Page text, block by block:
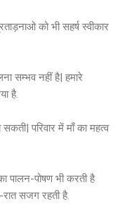
को भी सहर्ष स्वीकार
सम्भव नहीं है| हमारे
है.
परिवार में माँ का महत्व
पालन-पोषण भी करती है
सजग रहती है.